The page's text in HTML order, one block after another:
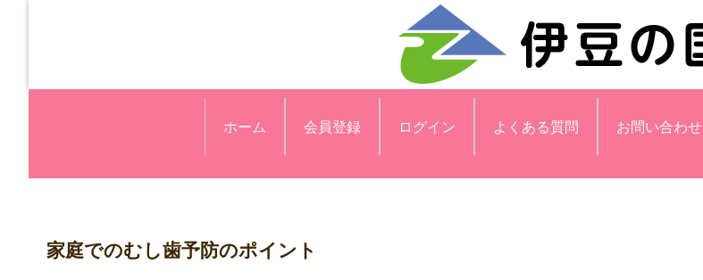
ホーム 会員登録 ログイン よくある質問 お問い合わせ
家庭でのむし歯予防のポイント